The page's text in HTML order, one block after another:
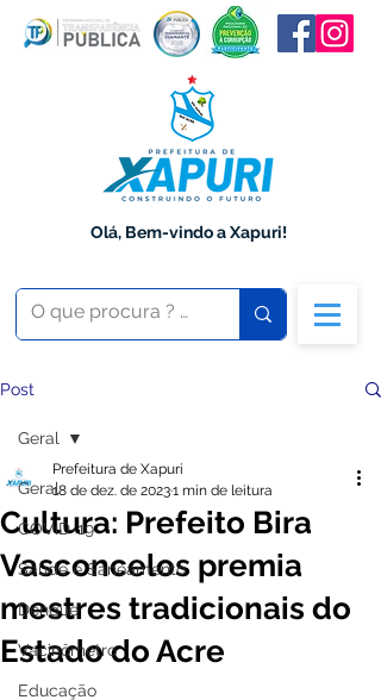
Olá, Bem-vindo a Xapuri!
Post
Geral
COVID-19
Saúde e Saneamento
Dengue
Vacinômetro
Educação
Geral
Cultura: Prefeito Bira
Vasconcelos premia
mestres tradicionais do
Estado do Acre
Prefeitura de Xapuri
18 de dez. de 20231 min de leitura